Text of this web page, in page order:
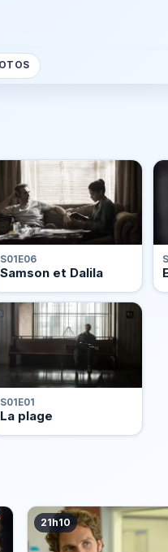
S01E06
Samson et Dalila
S01E01
La plage
21h10